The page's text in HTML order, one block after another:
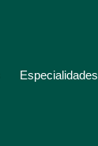
Especialidades